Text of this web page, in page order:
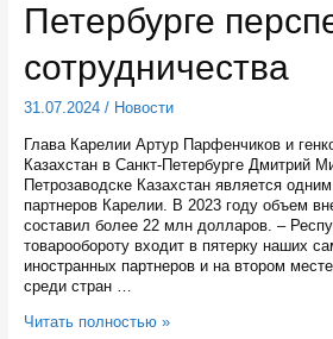
Петербурге
сотрудничества
31.07.2024/ Новости
Глава Карелии Артур Парфенчиков и
Казахстан в Санкт-Петербурге Дмитрий
Петрозаводске Казахстан является
партнеров Карелии. В 2023 году объем
составил более 22 млн долларов. –
товарообороту входит в пятерку наших
иностранных партнеров и на втором
среди стран …
Глава
Читать полностью »